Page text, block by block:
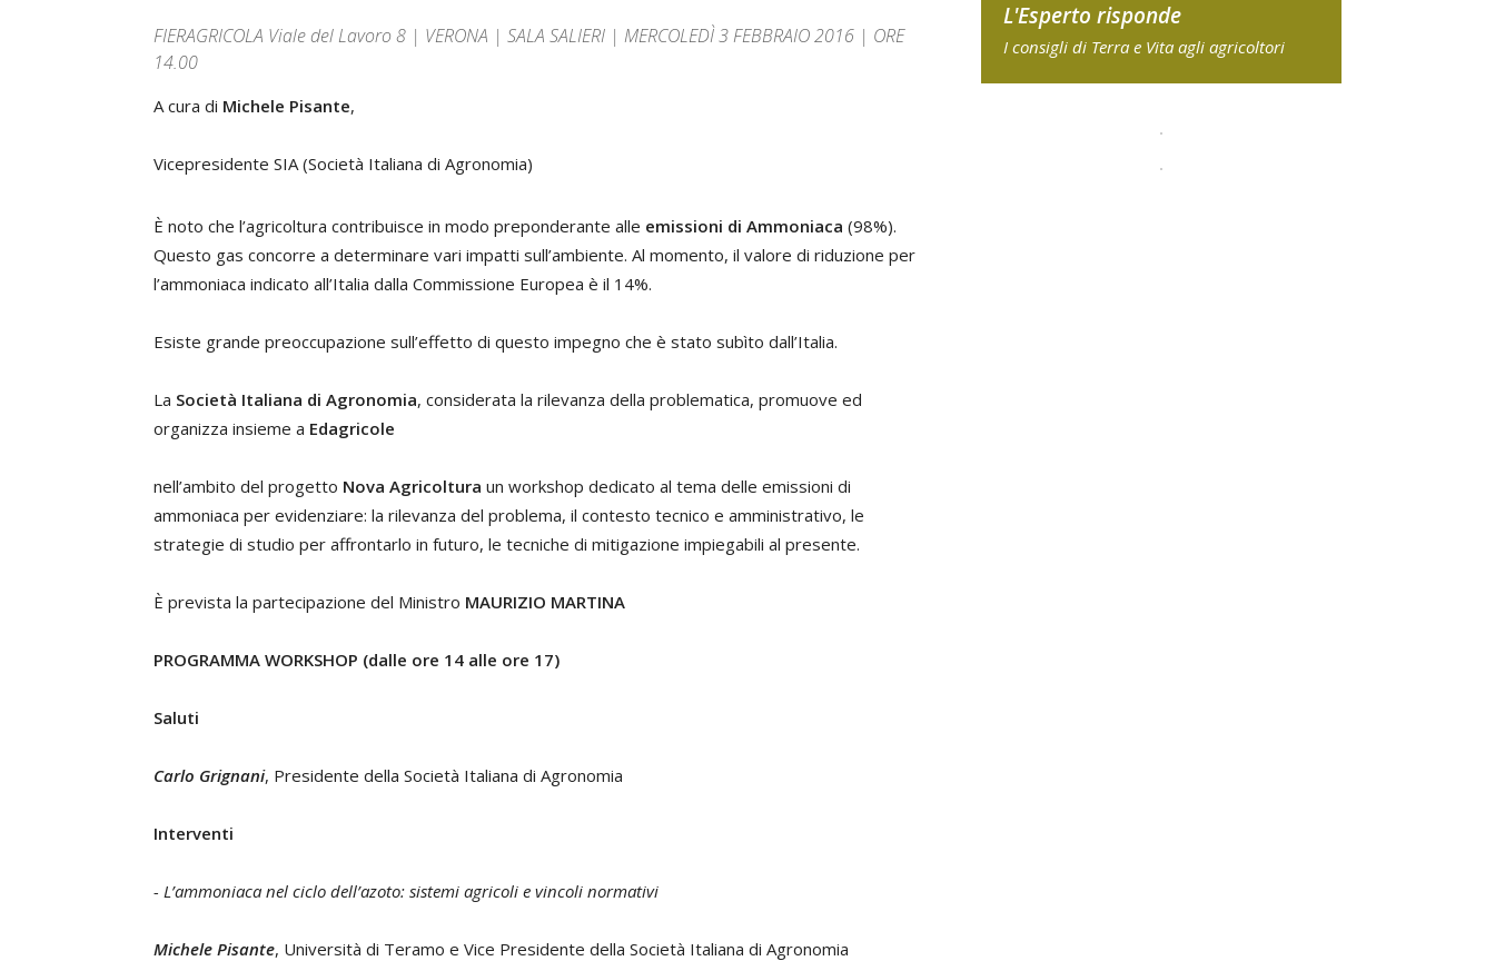
FIERAGRICOLA Viale del Lavoro 8 | VERONA | SALA SALIERI | MERCOLEDÌ 3 FEBBRAIO 2016 | ORE
14.00
A cura di Michele Pisante,
Vicepresidente SIA (Società Italiana di Agronomia)
È noto che l’agricoltura contribuisce in modo preponderante alle emissioni di Ammoniaca (98%).
Questo gas concorre a determinare vari impatti sull’ambiente. Al momento, il valore di riduzione per
l’ammoniaca indicato all’Italia dalla Commissione Europea è il 14%.
Esiste grande preoccupazione sull’effetto di questo impegno che è stato subìto dall’Italia.
La Società Italiana di Agronomia, considerata la rilevanza della problematica, promuove ed
organizza insieme a Edagricole
nell’ambito del progetto Nova Agricoltura un workshop dedicato al tema delle emissioni di
ammoniaca per evidenziare: la rilevanza del problema, il contesto tecnico e amministrativo, le
strategie di studio per affrontarlo in futuro, le tecniche di mitigazione impiegabili al presente.
È prevista la partecipazione del Ministro MAURIZIO MARTINA
PROGRAMMA WORKSHOP (dalle ore 14 alle ore 17)
Saluti
Carlo Grignani, Presidente della Società Italiana di Agronomia
Interventi
- L’ammoniaca nel ciclo dell’azoto: sistemi agricoli e vincoli normativi
Michele Pisante, Università di Teramo e Vice Presidente della Società Italiana di Agronomia
L'Esperto risponde
I consigli di Terra e Vita agli agricoltori